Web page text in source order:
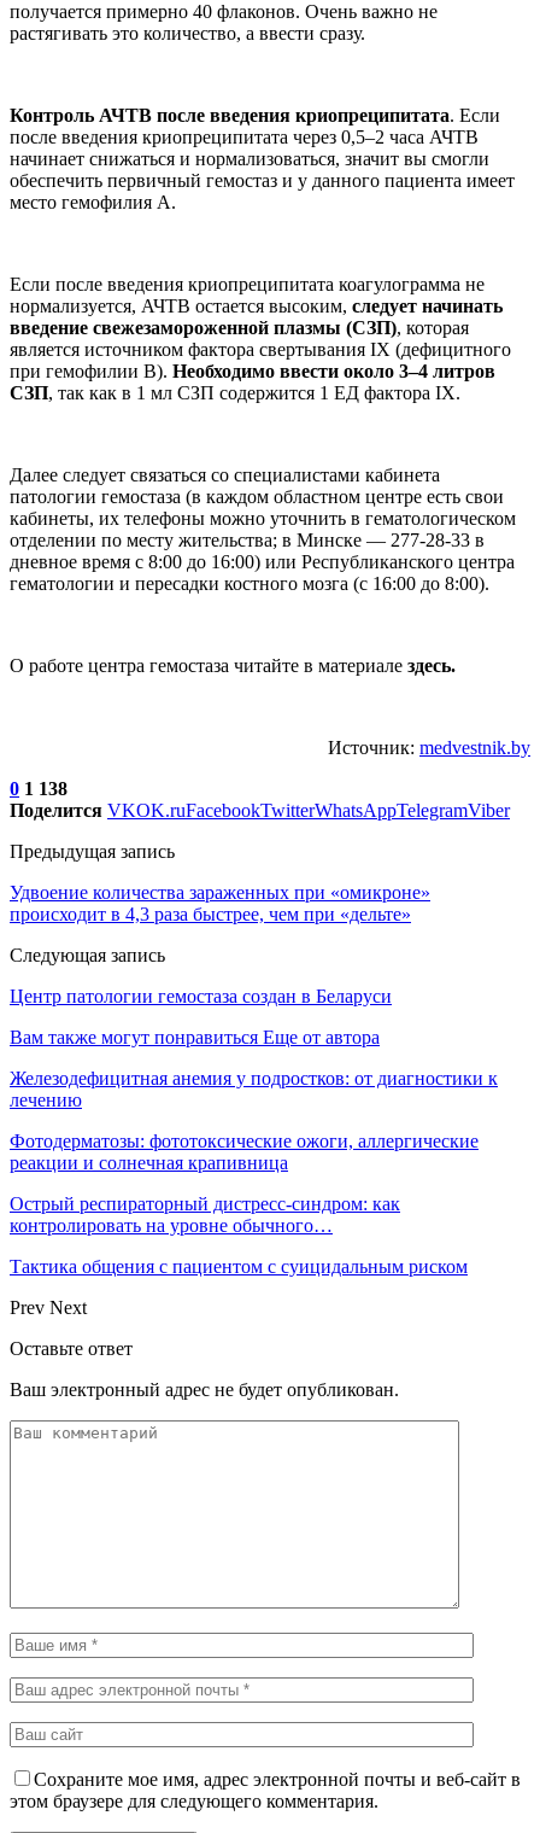
получается примерно 40 флаконов. Очень важно не
растягивать это количество, а ввести сразу.
Контроль АЧТВ после введения криопреципитата. Если
после введения криопреципитата через 0,5–2 часа АЧТВ
начинает снижаться и нормализоваться, значит вы смогли
обеспечить первичный гемостаз и у данного пациента имеет
место гемофилия А.
Если после введения криопреципитата коагулограмма не
нормализуется, АЧТВ остается высоким, следует начинать
введение свежезамороженной плазмы (СЗП), которая
является источником фактора свертывания IX (дефицитного
при гемофилии В). Необходимо ввести около 3–4 литров
СЗП, так как в 1 мл СЗП содержится 1 ЕД фактора IX.
Далее следует связаться со специалистами кабинета
патологии гемостаза (в каждом областном центре есть свои
кабинеты, их телефоны можно уточнить в гематологическом
отделении по месту жительства; в Минске — 277-28-33 в
дневное время с 8:00 до 16:00) или Республиканского центра
гематологии и пересадки костного мозга (с 16:00 до 8:00).
О работе центра гемостаза читайте в материале здесь.
Источник: medvestnik.by
0 1 138
Поделится VKOK.ruFacebookTwitterWhatsAppTelegramViber
Предыдущая запись
Удвоение количества зараженных при «омикроне»
происходит в 4,3 раза быстрее, чем при «дельте»
Следующая запись
Центр патологии гемостаза создан в Беларуси
Вам также могут понравиться Еще от автора
Железодефицитная анемия у подростков: от диагностики к
лечению
Фотодерматозы: фототоксические ожоги, аллергические
реакции и солнечная крапивница
Острый респираторный дистресс-синдром: как
контролировать на уровне обычного…
Тактика общения с пациентом с суицидальным риском
Prev Next
Оставьте ответ
Ваш электронный адрес не будет опубликован.
Сохраните мое имя, адрес электронной почты и веб-сайт в
этом браузере для следующего комментария.